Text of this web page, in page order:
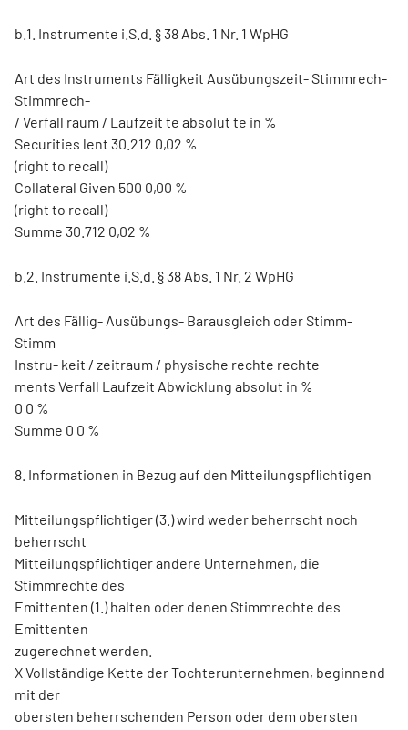
b.1. Instrumente i.S.d. § 38 Abs. 1 Nr. 1 WpHG
Art des Instruments Fälligkeit Ausübungszeit- Stimmrech-
Stimmrech-
/ Verfall raum / Laufzeit te absolut te in %
Securities lent 30.212 0,02 %
(right to recall)
Collateral Given 500 0,00 %
(right to recall)
Summe 30.712 0,02 %
b.2. Instrumente i.S.d. § 38 Abs. 1 Nr. 2 WpHG
Art des Fällig- Ausübungs- Barausgleich oder Stimm-
Stimm-
Instru- keit / zeitraum / physische rechte rechte
ments Verfall Laufzeit Abwicklung absolut in %
0 0 %
Summe 0 0 %
8. Informationen in Bezug auf den Mitteilungspflichtigen
Mitteilungspflichtiger (3.) wird weder beherrscht noch
beherrscht
Mitteilungspflichtiger andere Unternehmen, die
Stimmrechte des
Emittenten (1.) halten oder denen Stimmrechte des
Emittenten
zugerechnet werden.
X Vollständige Kette der Tochterunternehmen, beginnend
mit der
obersten beherrschenden Person oder dem obersten